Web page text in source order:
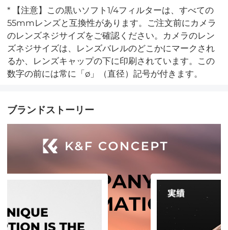
* 【注意】この黒いソフト1/4フィルターは、すべての
55mmレンズと互換性があります。ご注文前にカメラ
のレンズネジサイズをご確認ください。カメラのレン
ズネジサイズは、レンズバレルのどこかにマークされ
るか、レンズキャップの下に印刷されています。この
数字の前には常に「ø」（直径）記号が付きます。
ブランドストーリー